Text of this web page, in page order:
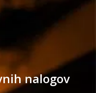
nalogov